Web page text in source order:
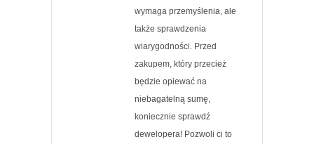
wymaga przemyślenia, ale
także sprawdzenia
wiarygodności. Przed
zakupem, który przecież
będzie opiewać na
niebagatelną sumę,
koniecznie sprawdź
dewelopera! Pozwoli ci to